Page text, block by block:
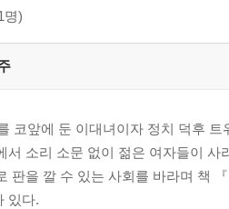
명)
를 코앞에 둔 이대녀이자 정치 덕후
서 소리 소문 없이 젊은 여자들이 사
판을 깔 수 있는 사회를 바라며 책
있다.